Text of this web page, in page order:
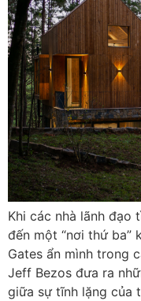
Khi các nhà lãnh đạo
đến một “nơi thứ ba”
Gates ẩn mình trong
Jeff Bezos đưa ra
giữa sự tĩnh lặng của